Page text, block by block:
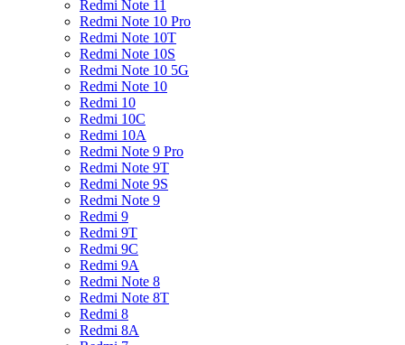
Redmi Note 11
Redmi Note 10 Pro
Redmi Note 10T
Redmi Note 10S
Redmi Note 10 5G
Redmi Note 10
Redmi 10
Redmi 10C
Redmi 10A
Redmi Note 9 Pro
Redmi Note 9T
Redmi Note 9S
Redmi Note 9
Redmi 9
Redmi 9T
Redmi 9C
Redmi 9A
Redmi Note 8
Redmi Note 8T
Redmi 8
Redmi 8A